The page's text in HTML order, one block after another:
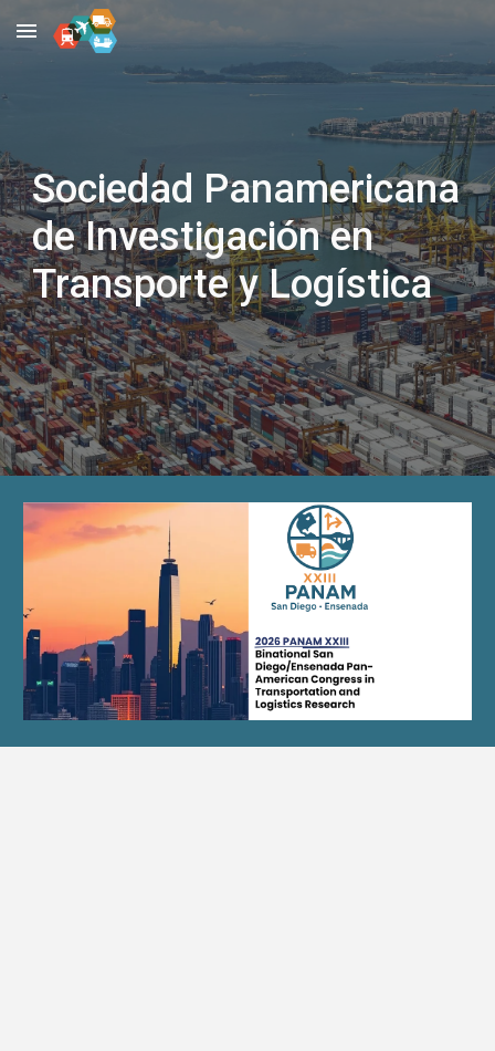
Skip to main content
Sociedad Panamericana
de Investigación en
Transporte y Logística